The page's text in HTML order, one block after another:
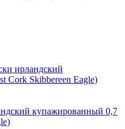
купажированный 0,7